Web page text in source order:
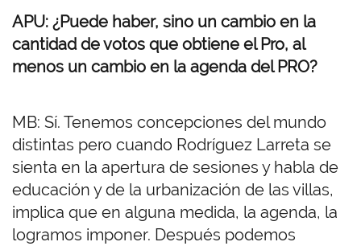
APU: ¿Puede haber, sino un cambio en la
cantidad de votos que obtiene el Pro, al
menos un cambio en la agenda del PRO?
MB: Sí. Tenemos concepciones del mundo
distintas pero cuando Rodríguez Larreta se
sienta en la apertura de sesiones y habla de
educación y de la urbanización de las villas,
implica que en alguna medida, la agenda, la
logramos imponer. Después podemos